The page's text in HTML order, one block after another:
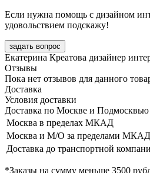
Если нужна помощь с дизайном
удовольствием подскажу!
задать вопрос
Екатерина Креатова дизайнер
Отзывы
Пока нет отзывов для данного
Доставка
Условия доставки
Доставка по Москве и Подмосквью
Москва в пределах МКАД
Москва и М/О за пределами МКАД
Доставка до транспортной
*Заказы на сумму меньше 3500